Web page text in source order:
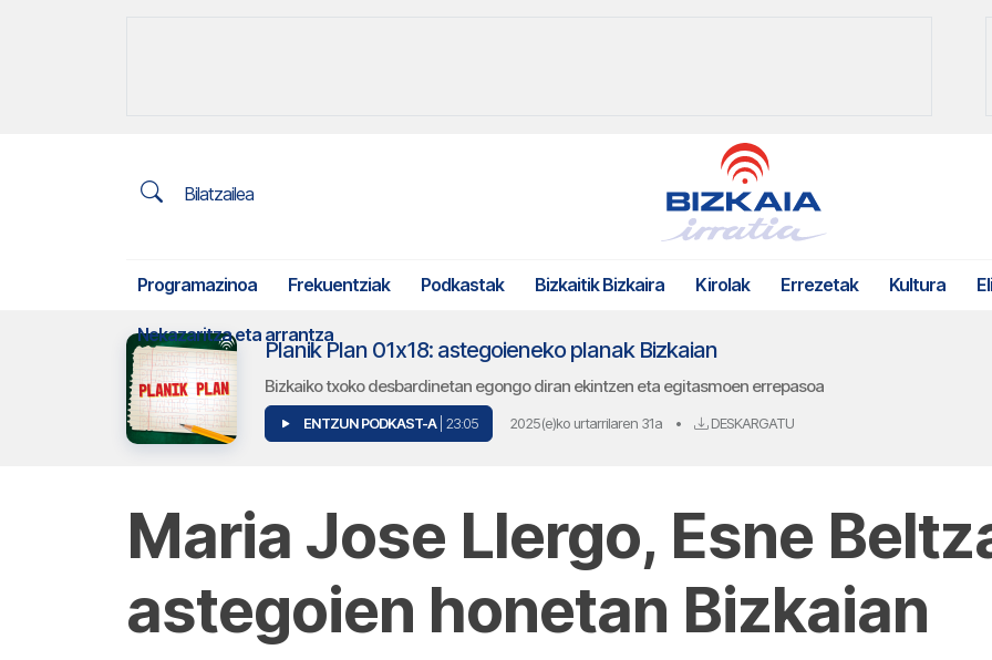
Bilatzailea
Programazinoa Frekuentziak Podkastak Bizkaitik Bizkaira Kirolak Errezetak Kultura
Nekazaritza eta arrantza
Planik Plan 01x18: astegoieneko planak Bizkaian
Bizkaiko txoko desbardinetan egongo diran ekintzen eta egitasmoen errepasoa
ENTZUN PODKAST-A | 23:05 2025(e)ko urtarrilaren 31a • DESKARGATU
Maria Jose Llergo, Esne
astegoien honetan Bizkaian